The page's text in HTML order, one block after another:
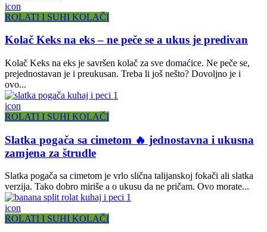
icon
ROLATI I SUHI KOLAČI
Kolač Keks na eks – ne peče se a ukus je predivan
Kolač Keks na eks je savršen kolač za sve domaćice. Ne peče se,
prejednostavan je i preukusan. Treba li još nešto? Dovoljno je i
ovo...
icon
ROLATI I SUHI KOLAČI
Slatka pogača sa cimetom 🔥 jednostavna i ukusna
zamjena za štrudle
Slatka pogača sa cimetom je vrlo slična talijanskoj fokači ali slatka
verzija. Tako dobro miriše a o ukusu da ne pričam. Ovo morate...
icon
ROLATI I SUHI KOLAČI